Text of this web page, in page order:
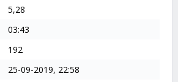
5,28
03:43
192
25-09-2019, 22:58